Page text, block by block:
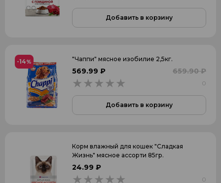
Добавить в корзину
-14% "Чаппи" мясное изобилие 2,5кг.
569.99 ₽ 659.90 ₽
0
Добавить в корзину
Корм влажный для кошек "Сладкая
Жизнь" мясное ассорти 85гр.
24.99 ₽
0